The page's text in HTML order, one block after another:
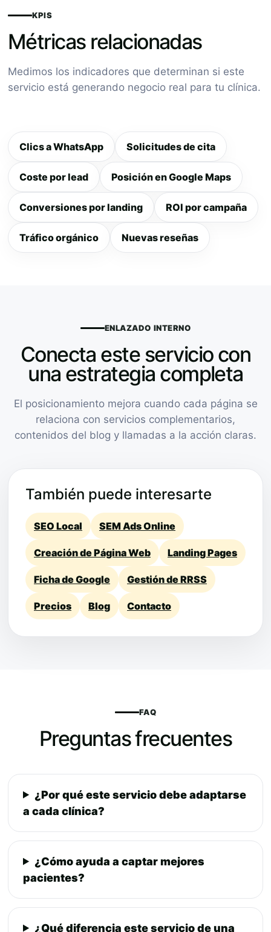
KPIS
Métricas relacionadas
Medimos los indicadores que determinan si este
servicio está generando negocio real para tu clínica.
Clics a WhatsApp Solicitudes de cita
Coste por lead Posición en Google Maps
Conversiones por landing ROI por campaña
Tráfico orgánico Nuevas reseñas
ENLAZADO INTERNO
Conecta este servicio con
una estrategia completa
El posicionamiento mejora cuando cada página se
relaciona con servicios complementarios,
contenidos del blog y llamadas a la acción claras.
También puede interesarte
SEO Local SEM Ads Online
Creación de Página Web Landing Pages
Ficha de Google Gestión de RRSS
Precios Blog Contacto
FAQ
Preguntas frecuentes
¿Por qué este servicio debe adaptarse
a cada clínica?
¿Cómo ayuda a captar mejores
pacientes?
¿Qué diferencia este servicio de una